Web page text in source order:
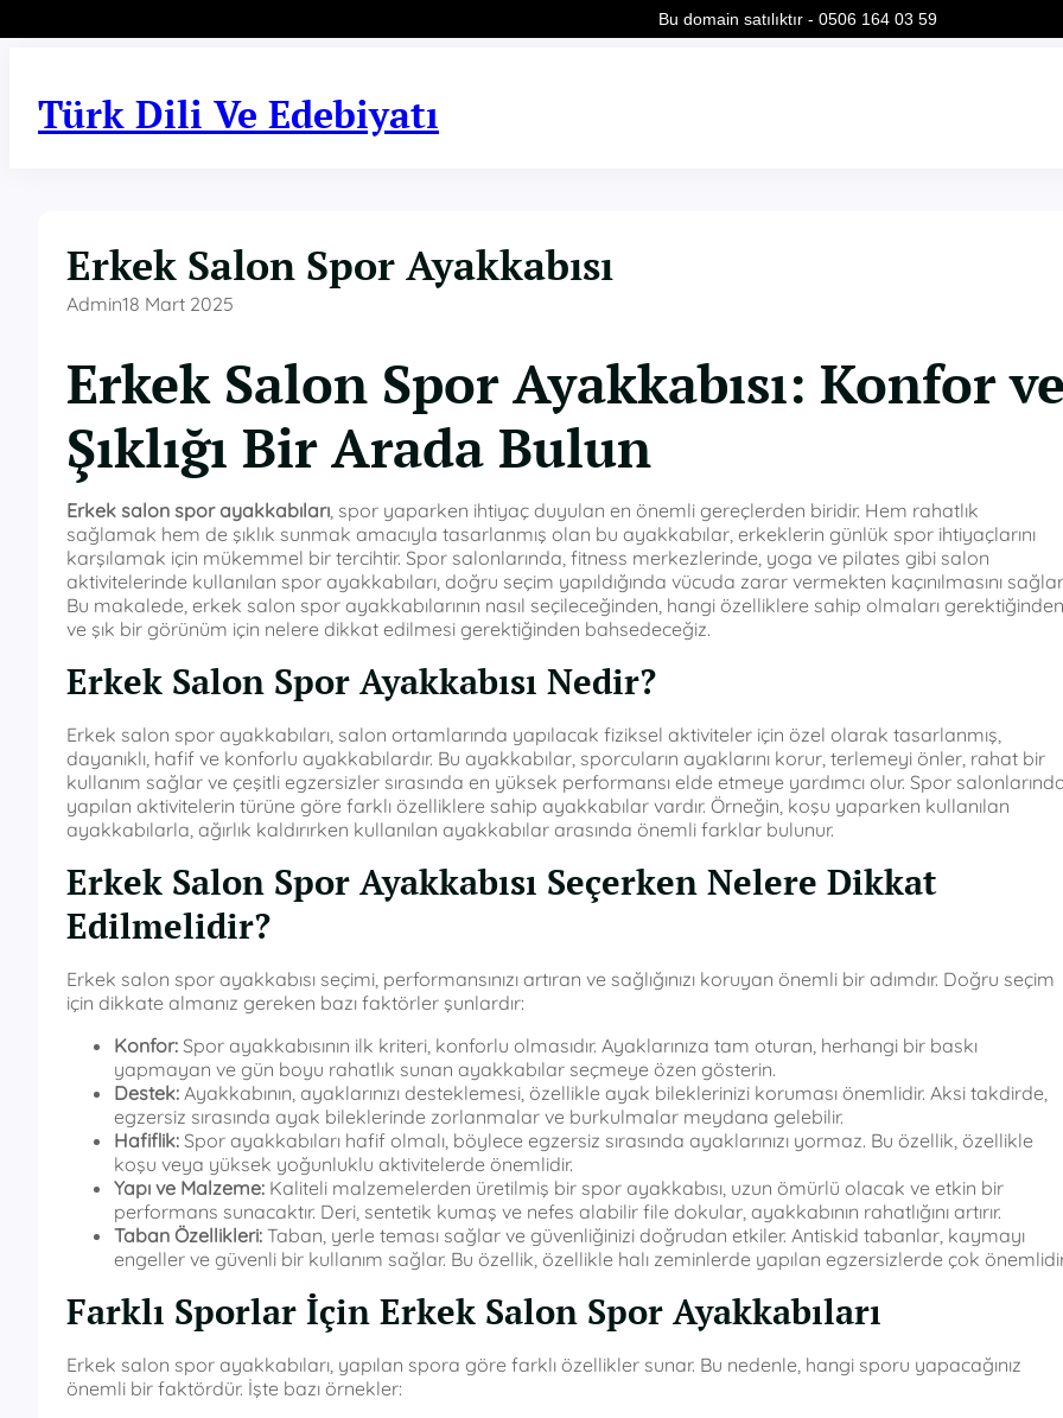
Türk Dili Ve Edebiyatı
Erkek Salon Spor Ayakkabısı
Admin18 Mart 2025
Erkek Salon Spor Ayakkabısı: Konfor
Şıklığı Bir Arada Bulun
Erkek salon spor ayakkabıları, spor yaparken ihtiyaç duyulan en önemli gereçlerden biridir. Hem rahatlık
sağlamak hem de şıklık sunmak amacıyla tasarlanmış olan bu ayakkabılar, erkeklerin günlük spor ihtiyaçlarını
karşılamak için mükemmel bir tercihtir. Spor salonlarında, fitness merkezlerinde, yoga ve pilates gibi salon
aktivitelerinde kullanılan spor ayakkabıları, doğru seçim yapıldığında vücuda zarar vermekten kaçınılmasını
Bu makalede, erkek salon spor ayakkabılarının nasıl seçileceğinden, hangi özelliklere sahip olmaları gerektiğinden
ve şık bir görünüm için nelere dikkat edilmesi gerektiğinden bahsedeceğiz.
Erkek Salon Spor Ayakkabısı Nedir?
Erkek salon spor ayakkabıları, salon ortamlarında yapılacak fiziksel aktiviteler için özel olarak tasarlanmış,
dayanıklı, hafif ve konforlu ayakkabılardır. Bu ayakkabılar, sporcuların ayaklarını korur, terlemeyi önler, rahat bir
kullanım sağlar ve çeşitli egzersizler sırasında en yüksek performansı elde etmeye yardımcı olur. Spor
yapılan aktivitelerin türüne göre farklı özelliklere sahip ayakkabılar vardır. Örneğin, koşu yaparken kullanılan
ayakkabılarla, ağırlık kaldırırken kullanılan ayakkabılar arasında önemli farklar bulunur.
Erkek Salon Spor Ayakkabısı Seçerken Nelere Dikkat
Edilmelidir?
Erkek salon spor ayakkabısı seçimi, performansınızı artıran ve sağlığınızı koruyan önemli bir adımdır. Doğru seçim
için dikkate almanız gereken bazı faktörler şunlardır:
Konfor: Spor ayakkabısının ilk kriteri, konforlu olmasıdır. Ayaklarınıza tam oturan, herhangi bir baskı
yapmayan ve gün boyu rahatlık sunan ayakkabılar seçmeye özen gösterin.
Destek: Ayakkabının, ayaklarınızı desteklemesi, özellikle ayak bileklerinizi koruması önemlidir. Aksi takdirde,
egzersiz sırasında ayak bileklerinde zorlanmalar ve burkulmalar meydana gelebilir.
Hafiflik: Spor ayakkabıları hafif olmalı, böylece egzersiz sırasında ayaklarınızı yormaz. Bu özellik, özellikle
koşu veya yüksek yoğunluklu aktivitelerde önemlidir.
Yapı ve Malzeme: Kaliteli malzemelerden üretilmiş bir spor ayakkabısı, uzun ömürlü olacak ve etkin bir
performans sunacaktır. Deri, sentetik kumaş ve nefes alabilir file dokular, ayakkabının rahatlığını artırır.
Taban Özellikleri: Taban, yerle teması sağlar ve güvenliğinizi doğrudan etkiler. Antiskid tabanlar, kaymayı
engeller ve güvenli bir kullanım sağlar. Bu özellik, özellikle halı zeminlerde yapılan egzersizlerde çok
Farklı Sporlar İçin Erkek Salon Spor Ayakkabıları
Erkek salon spor ayakkabıları, yapılan spora göre farklı özellikler sunar. Bu nedenle, hangi sporu yapacağınız
önemli bir faktördür. İşte bazı örnekler:
Bu domain satılıktır - 0506 164 03 59